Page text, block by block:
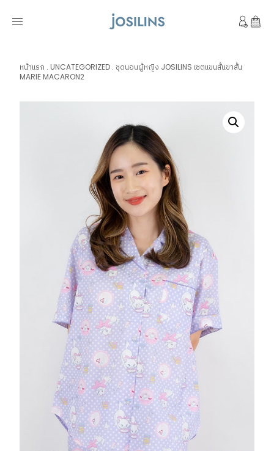
หน้าแรก . UNCATEGORIZED . ชุดนอนผู้หญิง JOSILINS เซตแขนสั้นขาสั้น
MARIE MACARON2